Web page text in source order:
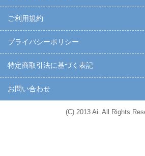
ご利用規約
プライバシーポリシー
特定商取引法に基づく表記
お問い合わせ
(C) 2013 Ai. All Rights